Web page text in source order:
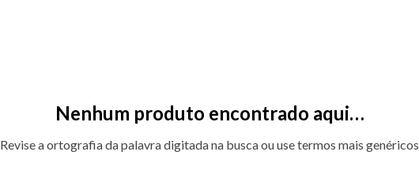
Nenhum produto encontrado aqui…
Revise a ortografia da palavra digitada na busca ou use termos mais genéricos